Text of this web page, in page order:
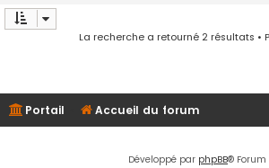
La recherche a retourné 2 résultats •
Portail Accueil du forum
Développé par phpBB® Forum